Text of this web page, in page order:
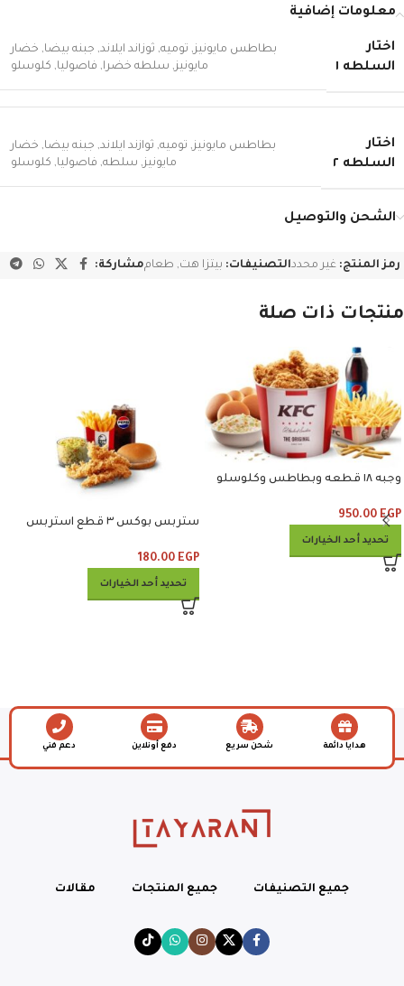
معلومات إضافية
اختار
السلطه ١
بطاطس مايونيز , توميه, ثوزاند ايلاند, جبنه بيضا, خضار
مايونيز , سلطه خضرا, فاصوليا, كلوسلو
اختار
السلطه ٢
بطاطس مايونيز , توميه, ثوازند ايلاند, جبنه بيضا, خضار
مايونيز , سلطه, فاصوليا, كلوسلو
الشحن والتوصيل
رمز المنتج:غير محددالتصنيفات: بيتزا هت, طعاممشاركة:
منتجات ذات صلة
وجبه ١٨ قطعه وبطاطس وكلوسلو
950.00 EGP
تحديد أحد الخيارات
ستربس بوكس ٣ قطع استربس
180.00 EGP
تحديد أحد الخيارات
هدايا دائمة شحن سريع دفع أونلاين دعم فني
جميع التصنيفات جميع المنتجات مقالات